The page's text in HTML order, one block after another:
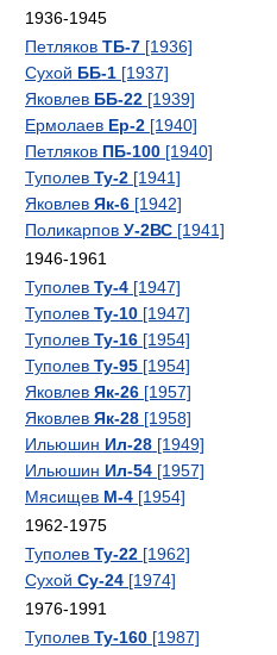
1936-1945
Петляков ТБ-7 [1936]
Сухой ББ-1 [1937]
Яковлев ББ-22 [1939]
Ермолаев Ер-2 [1940]
Петляков ПБ-100 [1940]
Туполев Ту-2 [1941]
Яковлев Як-6 [1942]
Поликарпов У-2ВС [1941]
1946-1961
Туполев Ту-4 [1947]
Туполев Ту-10 [1947]
Туполев Ту-16 [1954]
Туполев Ту-95 [1954]
Яковлев Як-26 [1957]
Яковлев Як-28 [1958]
Ильюшин Ил-28 [1949]
Ильюшин Ил-54 [1957]
Мясищев М-4 [1954]
1962-1975
Туполев Ту-22 [1962]
Сухой Су-24 [1974]
1976-1991
Туполев Ту-160 [1987]